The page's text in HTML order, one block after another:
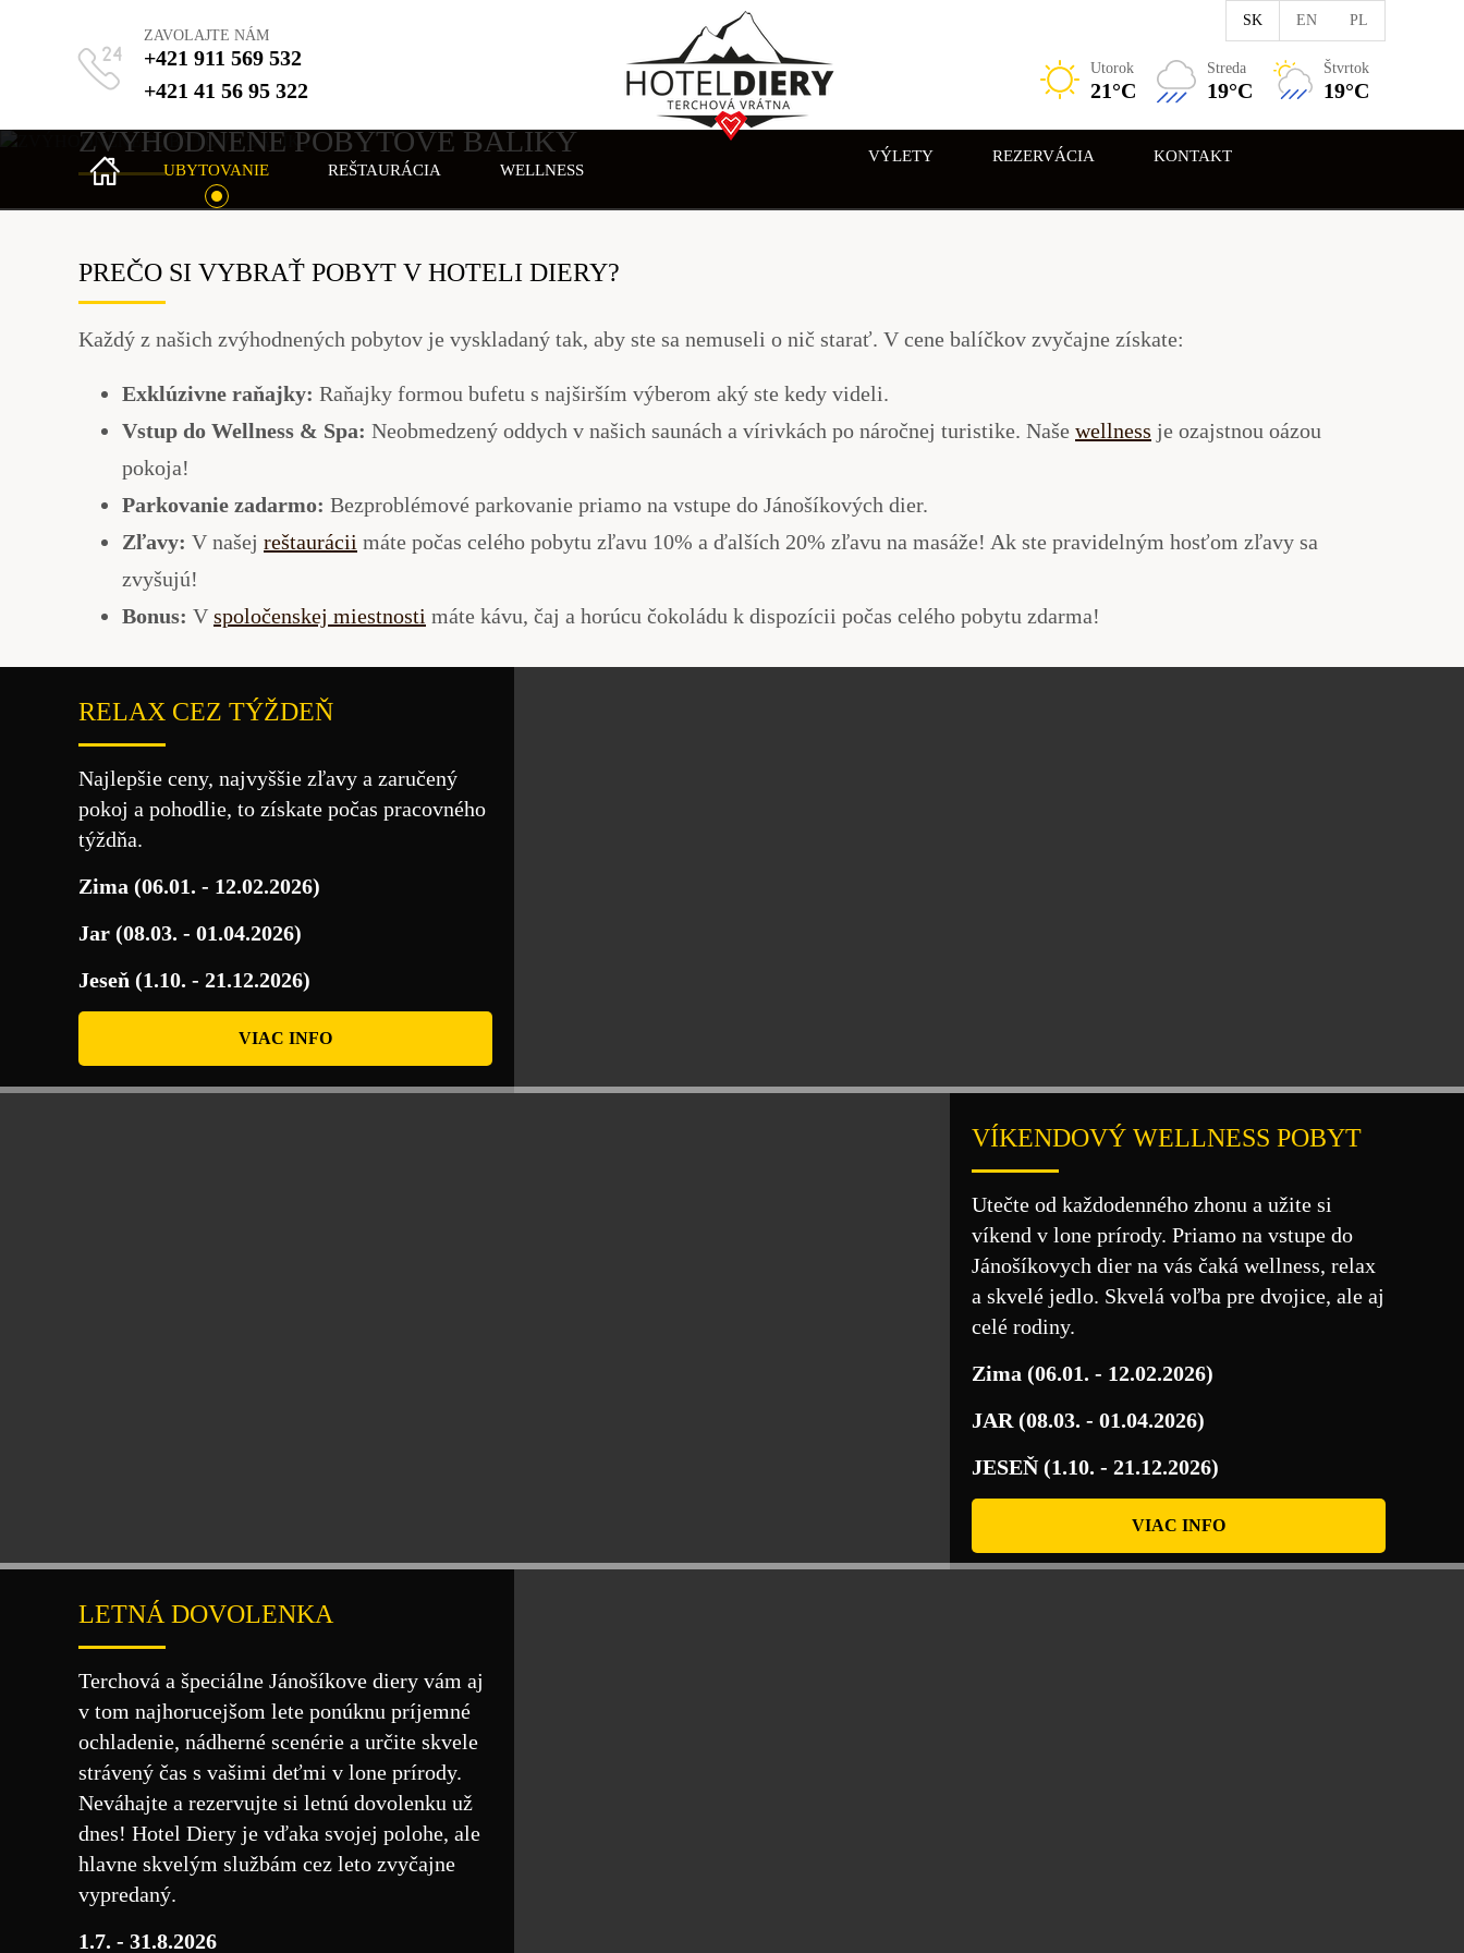
ZAVOLAJTE NÁM
+421 911 569 532
+421 41 56 95 322
SK EN PL
Utorok
21°C
Streda
19°C
Štvrtok
19°C
UBYTOVANIE REŠTAURÁCIA WELLNESS
VÝLETY REZERVÁCIA KONTAKT
ZVÝHODNENÉ POBYTOVÉ BALÍKY
PREČO SI VYBRAŤ POBYT V HOTELI DIERY?
Každý z našich zvýhodnených pobytov je vyskladaný tak, aby ste sa nemuseli o nič starať. V cene balíčkov zvyčajne získate:
Exklúzivne raňajky: Raňajky formou bufetu s najširším výberom aký ste kedy videli.
Vstup do Wellness & Spa: Neobmedzený oddych v našich saunách a vírivkách po náročnej turistike. Naše wellness je ozajstnou oázou
pokoja!
Parkovanie zadarmo: Bezproblémové parkovanie priamo na vstupe do Jánošíkových dier.
Zľavy: V našej reštaurácii máte počas celého pobytu zľavu 10% a ďalších 20% zľavu na masáže! Ak ste pravidelným hosťom zľavy sa
zvyšujú!
Bonus: V spoločenskej miestnosti máte kávu, čaj a horúcu čokoládu k dispozícii počas celého pobytu zdarma!
RELAX CEZ TÝŽDEŇ
Najlepšie ceny, najvyššie zľavy a zaručený
pokoj a pohodlie, to získate počas pracovného
týždňa.
Zima (06.01. - 12.02.2026)
Jar (08.03. - 01.04.2026)
Jeseň (1.10. - 21.12.2026)
VIAC INFO
VÍKENDOVÝ WELLNESS POBYT
Utečte od každodenného zhonu a užite si
víkend v lone prírody. Priamo na vstupe do
Jánošíkovych dier na vás čaká wellness, relax
a skvelé jedlo. Skvelá voľba pre dvojice, ale aj
celé rodiny.
Zima (06.01. - 12.02.2026)
JAR (08.03. - 01.04.2026)
JESEŇ (1.10. - 21.12.2026)
VIAC INFO
LETNÁ DOVOLENKA
Terchová a špeciálne Jánošíkove diery vám aj
v tom najhorucejšom lete ponúknu príjemné
ochladenie, nádherné scenérie a určite skvele
strávený čas s vašimi deťmi v lone prírody.
Neváhajte a rezervujte si letnú dovolenku už
dnes! Hotel Diery je vďaka svojej polohe, ale
hlavne skvelým službám cez leto zvyčajne
vypredaný.
1.7. - 31.8.2026